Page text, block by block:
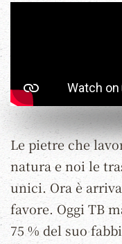
Le pietre che
natura e noi le
unici. Ora è
favore. Oggi TB
75 % del suo